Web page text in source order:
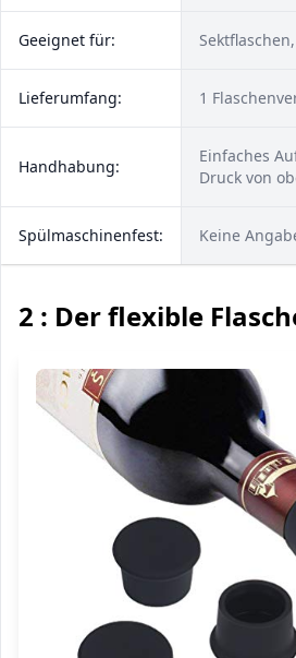
Geeignet für:
Lieferumfang: 1
Handhabung:
Einfaches
Druck von
Spülmaschinenfest: Keine
2 : Der flexible